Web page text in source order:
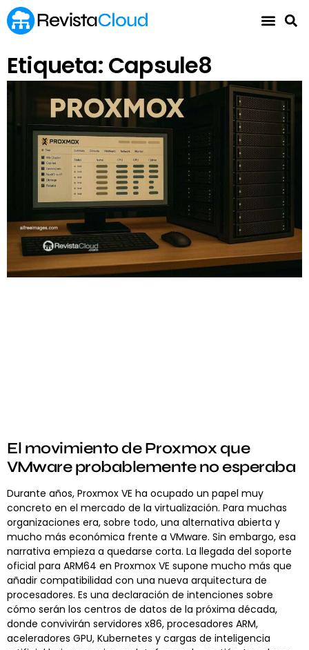
Etiqueta: Capsule8
El movimiento de Proxmox que
VMware probablemente no esperaba
Durante años, Proxmox VE ha ocupado un papel muy
concreto en el mercado de la virtualización. Para muchas
organizaciones era, sobre todo, una alternativa abierta y
mucho más económica frente a VMware. Sin embargo, esa
narrativa empieza a quedarse corta. La llegada del soporte
oficial para ARM64 en Proxmox VE supone mucho más que
añadir compatibilidad con una nueva arquitectura de
procesadores. Es una declaración de intenciones sobre
cómo serán los centros de datos de la próxima década,
donde convivirán servidores x86, procesadores ARM,
aceleradores GPU, Kubernetes y cargas de inteligencia